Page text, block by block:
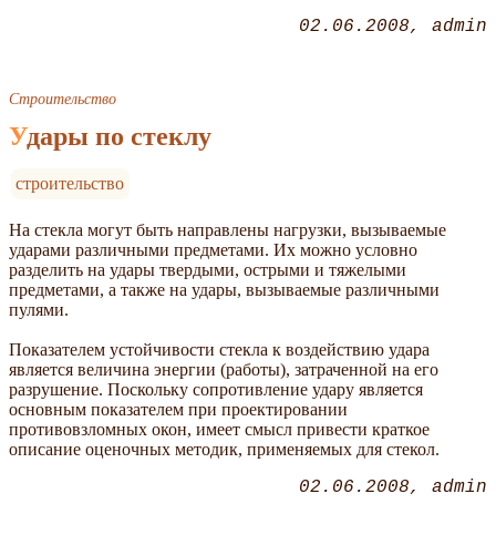
02.06.2008 admin
Строительство
Удары по стеклу
строительство
На стекла могут быть направлены нагрузки, вызываемые
ударами различными предметами. Их можно условно
разделить на удары твердыми, острыми и тяжелыми
предметами, а также на удары, вызываемые различными
пулями.
Показателем устойчивости стекла к воздействию удара
является величина энергии (работы), затраченной на его
разрушение. Поскольку сопротивление удару является
основным показателем при проектировании
противовзломных окон, имеет смысл привести краткое
описание оценочных методик, применяемых для стекол.
02.06.2008 admin